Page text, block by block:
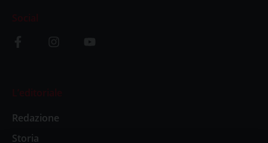
Social
L’editoriale
Redazione
Storia